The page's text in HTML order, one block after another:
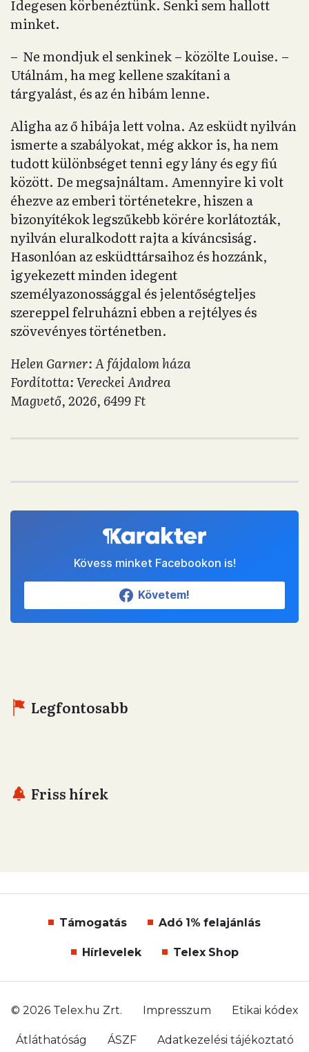
Idegesen körbenéztünk. Senki sem hallott
minket.
– Ne mondjuk el senkinek – közölte Louise. –
Utálnám, ha meg kellene szakítani a
tárgyalást, és az én hibám lenne.
Aligha az ő hibája lett volna. Az esküdt nyilván
ismerte a szabályokat, még akkor is, ha nem
tudott különbséget tenni egy lány és egy fiú
között. De megsajnáltam. Amennyire ki volt
éhezve az emberi történetekre, hiszen a
bizonyítékok legszűkebb körére korlátozták,
nyilván eluralkodott rajta a kíváncsiság.
Hasonlóan az esküdttársaihoz és hozzánk,
igyekezett minden idegent
személyazonossággal és jelentőségteljes
szereppel felruházni ebben a rejtélyes és
szövevényes történetben.
Helen Garner: A fájdalom háza
Fordította: Vereckei Andrea
Magvető, 2026, 6499 Ft
Kövess minket Facebookon is!
Követem!
Legfontosabb
Friss hírek
Támogatás Adó 1% felajánlás
Hírlevelek Telex Shop
© 2026 Telex.hu Zrt. Impresszum Etikai kódex
Átláthatóság ÁSZF Adatkezelési tájékoztató